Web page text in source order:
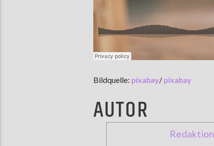
Bildquelle: pixabay/ pixabay
AUTOR
Redaktion